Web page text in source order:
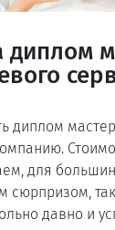
диплом
диплом
для
сюрпризом,
давно и